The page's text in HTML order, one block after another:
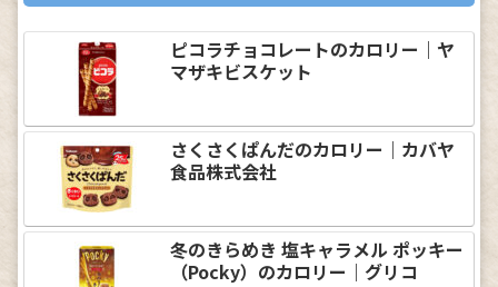
ピコラチョコレートのカロリー｜ヤ
マザキビスケット
さくさくぱんだのカロリー｜カバヤ
食品株式会社
冬のきらめき 塩キャラメル ポッキー
（Pocky）のカロリー｜グリコ